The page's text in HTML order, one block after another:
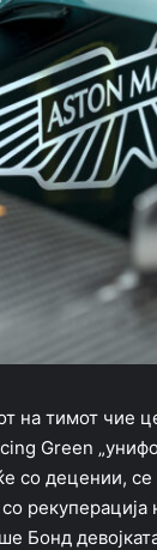
на тимот чие
Green
со децении,
рекуперација
Бонд